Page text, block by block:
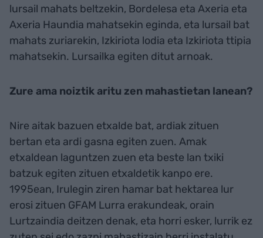
lursail mahats beltzekin, Bordelesa eta Axeria eta
Axeria Haundia mahatsekin eginda, eta lursail bat
mahats zuriarekin, Izkiriota lodia eta Izkiriota ttipia
mahatsekin. Lursailka egiten ditut arnoak.
Zure ama noiztik aritu zen mahastietan lanean?
Nire aitak bazuen etxalde bat, ardiak zituen
bertan eta ardi gasna egiten zuen. Amak
etxaldean laguntzen zuen eta beste lan txiki
batzuk egiten zituen etxaldetik kanpo ere.
1995ean, Irulegin ziren hamar bat hektarea lur
erosi zituen GFAM Lurra erakundeak, orain
Lurtzaindia deitzen denak, eta horri esker, lurrik ez